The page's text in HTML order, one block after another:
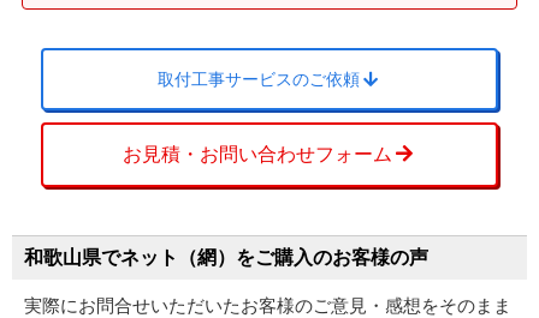
取付工事サービスのご依頼
お見積・お問い合わせフォーム
和歌山県でネット（網）をご購入のお客様の声
実際にお問合せいただいたお客様のご意見・感想をそのまま